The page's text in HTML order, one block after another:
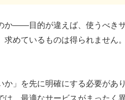
か——目的が違えば、使うべき
めているものは得られません
」を先に明確にする必要があ